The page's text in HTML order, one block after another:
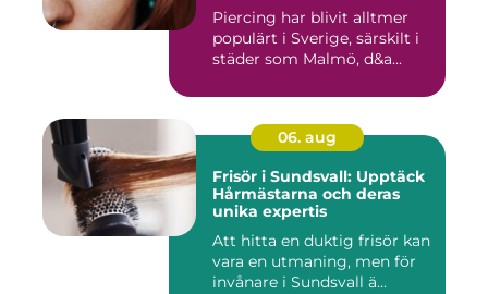
Piercing har blivit alltmer
populärt i Sverige, särskilt i
städer som Malmö, d&a...
06. aug
Frisör i Sundsvall: Upptäck
Hårmästarna och deras
unika expertis
Att hitta en duktig frisör kan
vara en utmaning, men för
invånare i Sundsvall ä...